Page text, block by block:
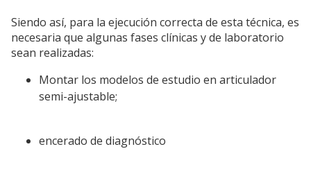
Siendo así, para la ejecución correcta de esta técnica, es
necesaria que algunas fases clínicas y de laboratorio
sean realizadas:
Montar los modelos de estudio en articulador
semi-ajustable;
encerado de diagnóstico